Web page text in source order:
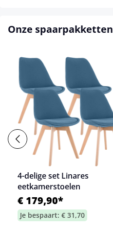
Onze spaarpakketten
4-delige set Linares
eetkamerstoelen
€ 179,90*
Je bespaart: € 31,70